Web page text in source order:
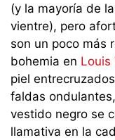
(y la mayoría de
vientre), pero
son un poco más
bohemia en Louis
piel
faldas
vestido negro se
llamativa en la